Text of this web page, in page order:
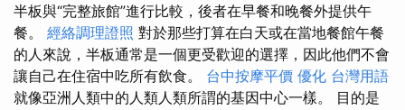
半板與“完整旅館”進行比較，後者在早餐和晚餐外提供午
餐。 經絡調理證照 對於那些打算在白天或在當地餐館午餐
的人來說，半板通常是一個更受歡迎的選擇，因此他們不會
讓自己在住宿中吃所有飲食。 台中按摩平價 優化 台灣用語
就像亞洲人類中的人類人類所謂的基因中心一樣。 目的是